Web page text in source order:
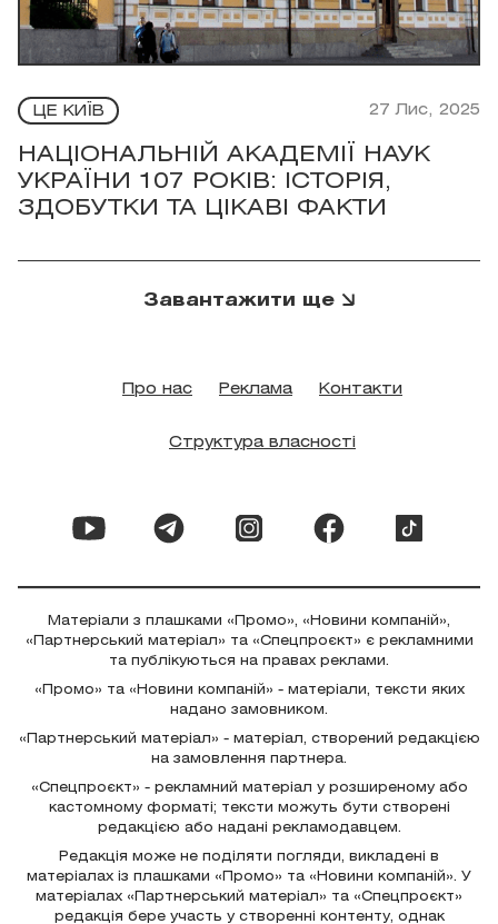
ЦЕ КИЇВ 27 Лис, 2025
НАЦІОНАЛЬНІЙ АКАДЕМІЇ НАУК
УКРАЇНИ 107 РОКІВ: ІСТОРІЯ,
ЗДОБУТКИ ТА ЦІКАВІ ФАКТИ
Завантажити ще
Про нас Реклама Контакти
Структура власності
Матеріали з плашками «Промо», «Новини компаній»,
«Партнерський матеріал» та «Спецпроєкт» є рекламними
та публікуються на правах реклами.
«Промо» та «Новини компаній» - матеріали, тексти яких
надано замовником.
«Партнерський матеріал» - матеріал, створений редакцією
на замовлення партнера.
«Спецпроєкт» - рекламний матеріал у розширеному або
кастомному форматі; тексти можуть бути створені
редакцією або надані рекламодавцем.
Редакція може не поділяти погляди, викладені в
матеріалах із плашками «Промо» та «Новини компаній». У
матеріалах «Партнерський матеріал» та «Спецпроєкт»
редакція бере участь у створенні контенту, однак